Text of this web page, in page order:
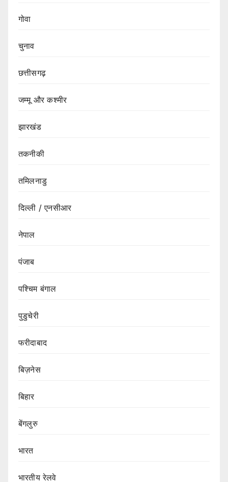
गोवा
चुनाव
छत्तीसगढ़
जम्मू और कश्मीर
झारखंड
तकनीकी
तमिलनाडु
दिल्ली / एनसीआर
नेपाल
पंजाब
पश्चिम बंगाल
पुडुचेरी
फरीदाबाद
बिज़नेस
बिहार
बेंगलुरु
भारत
भारतीय रेलवे